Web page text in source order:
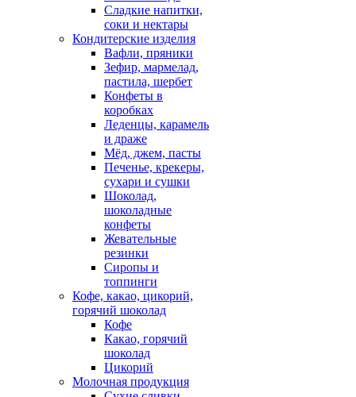
Сладкие напитки,
соки и нектары
Кондитерские изделия
Вафли, пряники
Зефир, мармелад,
пастила, шербет
Конфеты в
коробках
Леденцы, карамель
и драже
Мёд, джем, пасты
Печенье, крекеры,
сухари и сушки
Шоколад,
шоколадные
конфеты
Жевательные
резинки
Сиропы и
топпинги
Кофе, какао, цикорий,
горячий шоколад
Кофе
Какао, горячий
шоколад
Цикорий
Молочная продукция